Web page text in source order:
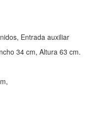
Entrada auxiliar
34 cm, Altura 63 cm.